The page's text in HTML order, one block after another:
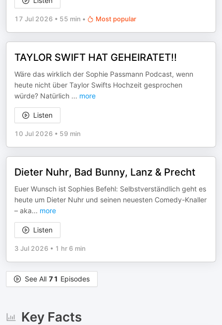
17 Jul 2026 • 55 min • Most popular
TAYLOR SWIFT HAT GEHEIRATET!!
Wäre das wirklich der Sophie Passmann Podcast, wenn
heute nicht über Taylor Swifts Hochzeit gesprochen
würde? Natürlich ... more
Listen
10 Jul 2026 • 59 min
Dieter Nuhr, Bad Bunny, Lanz & Precht
Euer Wunsch ist Sophies Befehl: Selbstverständlich geht es
heute um Dieter Nuhr und seinen neuesten Comedy-Knaller
– aka... more
Listen
3 Jul 2026 • 1 hr 6 min
See All 71 Episodes
Key Facts